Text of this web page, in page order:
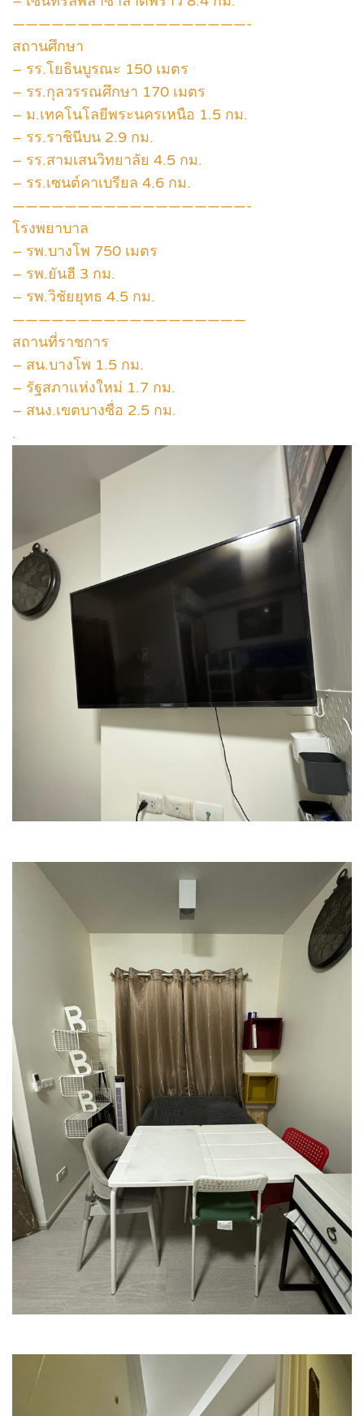
——————————————————-
สถานศึกษา
– รร.โยธินบูรณะ 150 เมตร
– รร.กุลวรรณศึกษา 170 เมตร
– ม.เทคโนโลยีพระนครเหนือ 1.5 กม.
– รร.ราชินีบน 2.9 กม.
– รร.สามเสนวิทยาลัย 4.5 กม.
– รร.เซนต์คาเบรียล 4.6 กม.
——————————————————-
โรงพยาบาล
– รพ.บางโพ 750 เมตร
– รพ.ยันฮี 3 กม.
– รพ.วิชัยยุทธ 4.5 กม.
——————————————————
สถานที่ราชการ
– สน.บางโพ 1.5 กม.
– รัฐสภาแห่งใหม่ 1.7 กม.
– สนง.เขตบางซื่อ 2.5 กม.
.